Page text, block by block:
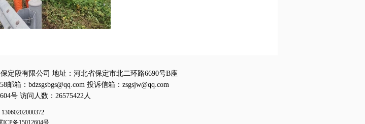
定段有限公司 地址：河北省保定市北二环路6690号B座
邮箱：bdzsgsbgs@qq.com 投诉信箱：zsgsjw@qq.com
号 访问人数：26575422人
13060202000372
ICP备15012604号